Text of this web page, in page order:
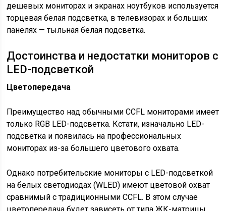
дешевых мониторах и экранах ноутбуков используется
торцевая белая подсветка, в телевизорах и больших
панелях — тыльная белая подсветка.
Достоинства и недостатки мониторов с
LED-подсветкой
Цветопередача
Преимущество над обычными CCFL мониторами имеет
только RGB LED-подсветка. Кстати, изначально LED-
подсветка и появилась на профессиональных
мониторах из-за большего цветового охвата.
Однако потребительские мониторы с LED-подсветкой
на белых светодиодах (WLED) имеют цветовой охват
сравнимый с традиционными CCFL. В этом случае
цветопередача будет зависеть от типа ЖК-матрицы.